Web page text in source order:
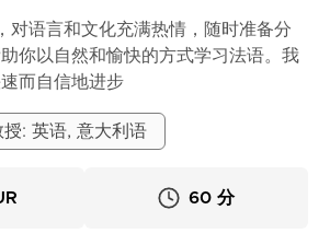
对语言和文化充满热情，随时准备分
你以自然和愉快的方式学习法语。我
而自信地进步
授: 英语, 意大利语
60 分